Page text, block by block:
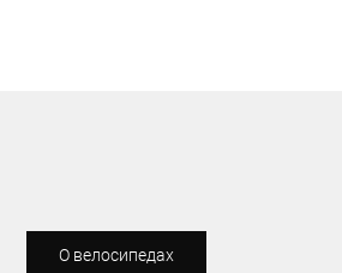
О велосипедах